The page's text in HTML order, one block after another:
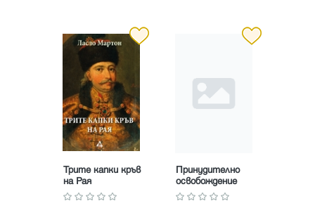
Трите капки кръв
на Рая
Принудително
освобождение